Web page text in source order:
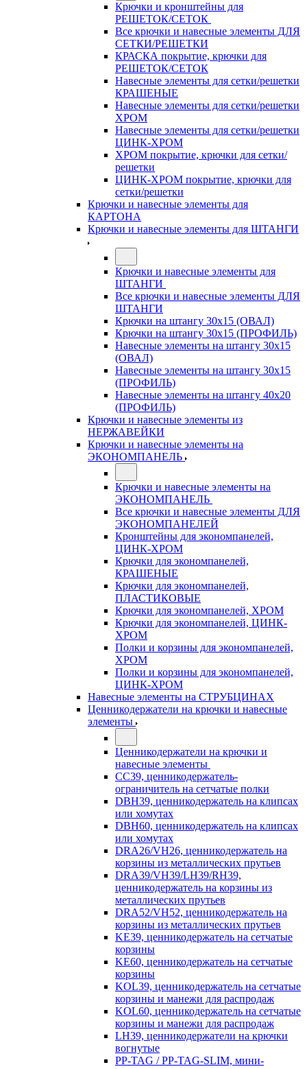
Крючки и кронштейны для
РЕШЕТОК/СЕТОК
Все крючки и навесные элементы ДЛЯ
СЕТКИ/РЕШЕТКИ
КРАСКА покрытие, крючки для
РЕШЕТОК/СЕТОК
Навесные элементы для сетки/решетки
КРАШЕНЫЕ
Навесные элементы для сетки/решетки
ХРОМ
Навесные элементы для сетки/решетки
ЦИНК-ХРОМ
ХРОМ покрытие, крючки для сетки/
решетки
ЦИНК-ХРОМ покрытие, крючки для
сетки/решетки
Крючки и навесные элементы для
КАРТОНА
Крючки и навесные элементы для ШТАНГИ
Крючки и навесные элементы для
ШТАНГИ
Все крючки и навесные элементы ДЛЯ
ШТАНГИ
Крючки на штангу 30х15 (ОВАЛ)
Крючки на штангу 30х15 (ПРОФИЛЬ)
Навесные элементы на штангу 30х15
(ОВАЛ)
Навесные элементы на штангу 30х15
(ПРОФИЛЬ)
Навесные элементы на штангу 40х20
(ПРОФИЛЬ)
Крючки и навесные элементы из
НЕРЖАВЕЙКИ
Крючки и навесные элементы на
ЭКОНОМПАНЕЛЬ
Крючки и навесные элементы на
ЭКОНОМПАНЕЛЬ
Все крючки и навесные элементы ДЛЯ
ЭКОНОМПАНЕЛЕЙ
Кронштейны для экономпанелей,
ЦИНК-ХРОМ
Крючки для экономпанелей,
КРАШЕНЫЕ
Крючки для экономпанелей,
ПЛАСТИКОВЫЕ
Крючки для экономпанелей, ХРОМ
Крючки для экономпанелей, ЦИНК-
ХРОМ
Полки и корзины для экономпанелей,
ХРОМ
Полки и корзины для экономпанелей,
ЦИНК-ХРОМ
Навесные элементы на СТРУБЦИНАХ
Ценникодержатели на крючки и навесные
элементы
Ценникодержатели на крючки и
навесные элементы
CC39, ценникодержатель-
ограничитель на сетчатые полки
DBH39, ценникодержатель на клипсах
или хомутах
DBH60, ценникодержатель на клипсах
или хомутах
DRA26/VH26, ценникодержатель на
корзины из металлических прутьев
DRA39/VH39/LH39/RH39,
ценникодержатель на корзины из
металлических прутьев
DRA52/VH52, ценникодержатель на
корзины из металлических прутьев
KE39, ценникодержатель на сетчатые
корзины
KE60, ценникодержатель на сетчатые
корзины
KOL39, ценникодержатель на сетчатые
корзины и манежи для распродаж
KOL60, ценникодержатель на сетчатые
корзины и манежи для распродаж
LH39, ценникодержатели на крючки
вогнутые
PP-TAG / PP-TAG-SLIM, мини-